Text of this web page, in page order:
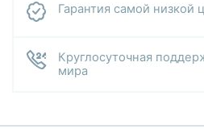
Гарантия самой низкой
Круглосуточная
мира